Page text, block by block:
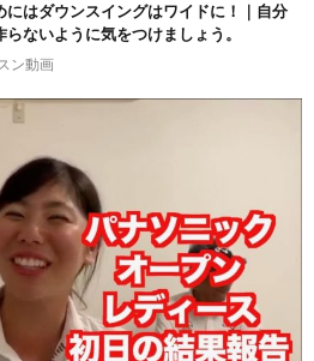
はダウンスイングはワイドに！｜自分
ないように気をつけましょう。
ン動画